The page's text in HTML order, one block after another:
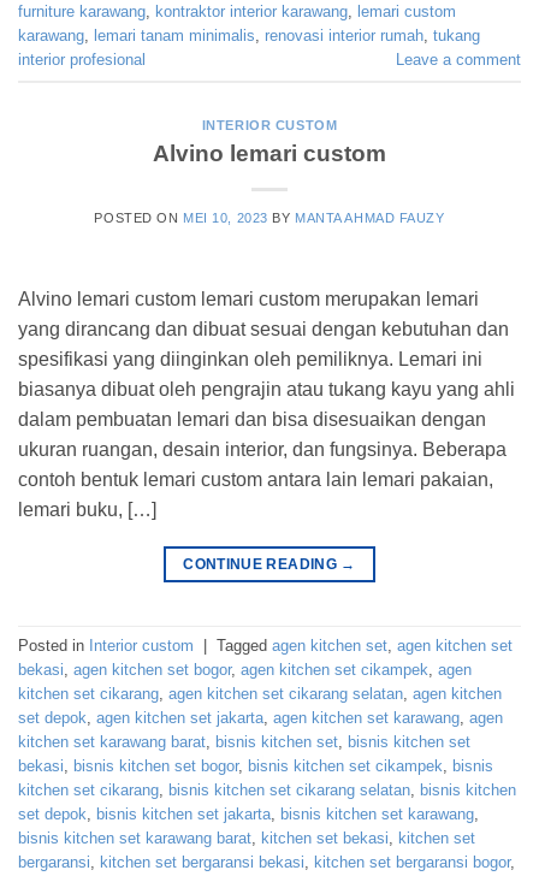
furniture karawang kontraktor interior karawang lemari custom
karawang lemari tanam minimalis renovasi interior rumah tukang
interior profesional
Leave a comment
INTERIOR CUSTOM
Alvino lemari custom
POSTED ON MEI 10, 2023 BY MANTA AHMAD FAUZY
Alvino lemari custom lemari custom merupakan lemari
yang dirancang dan dibuat sesuai dengan kebutuhan dan
spesifikasi yang diinginkan oleh pemiliknya. Lemari ini
biasanya dibuat oleh pengrajin atau tukang kayu yang ahli
dalam pembuatan lemari dan bisa disesuaikan dengan
ukuran ruangan, desain interior, dan fungsinya. Beberapa
contoh bentuk lemari custom antara lain lemari pakaian,
lemari buku, […]
CONTINUE READING →
Posted in Interior custom Tagged agen kitchen set, agen kitchen set
bekasi, agen kitchen set bogor, agen kitchen set cikampek, agen
kitchen set cikarang, agen kitchen set cikarang selatan, agen kitchen
set depok, agen kitchen set jakarta, agen kitchen set karawang, agen
kitchen set karawang barat, bisnis kitchen set, bisnis kitchen set
bekasi, bisnis kitchen set bogor, bisnis kitchen set cikampek, bisnis
kitchen set cikarang, bisnis kitchen set cikarang selatan, bisnis kitchen
set depok, bisnis kitchen set jakarta, bisnis kitchen set karawang,
bisnis kitchen set karawang barat, kitchen set bekasi, kitchen set
bergaransi, kitchen set bergaransi bekasi, kitchen set bergaransi bogor,